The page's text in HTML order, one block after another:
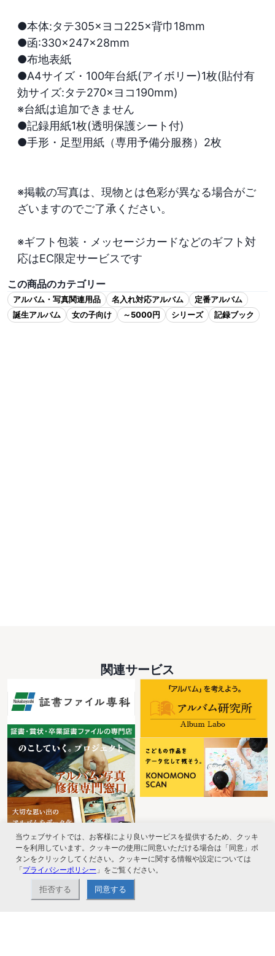
●本体:タテ305×ヨコ225×背巾18mm
●函:330×247×28mm
●布地表紙
●A4サイズ・100年台紙(アイボリー)1枚(貼付有
効サイズ:タテ270×ヨコ190mm)
※台紙は追加できません
●記録用紙1枚(透明保護シート付)
●手形・足型用紙（専用予備分服務）2枚
※掲載の写真は、現物とは色彩が異なる場合がご
ざいますのでご了承ください。
※ギフト包装・メッセージカードなどのギフト対
応はEC限定サービスです
この商品のカテゴリー
アルバム・写真関連用品 名入れ対応アルバム
定番アルバム
誕生アルバム
女の子向け ～5000円 シリーズ 記録ブック
関連サービス
当ウェブサイトでは、お客様により良いサービスを提供するため、クッキ
ーを利用しています。クッキーの使用に同意いただける場合は「同意」ボ
タンをクリックしてください。クッキーに関する情報や設定については
「プライバシーポリシー 」をご覧ください。
拒否する 同意する